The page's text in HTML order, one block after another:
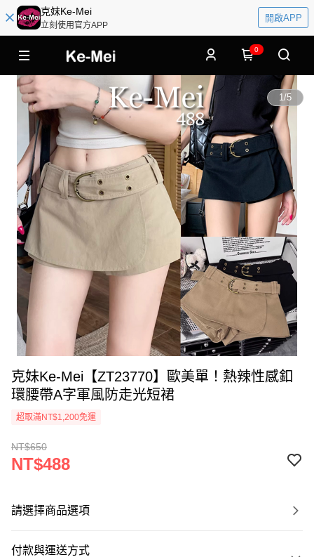
克妹Ke-Mei
立刻使用官方APP
開啟APP
0
1/5
克妹Ke-Mei【ZT23770】歐美單！熱辣性感釦
環腰帶A字軍風防走光短裙
超取滿NT$1,200免運
NT$650
NT$488
請選擇商品選項
付款與運送方式